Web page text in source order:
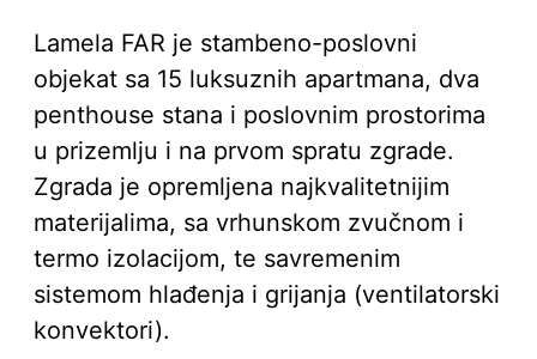
Lamela FAR je stambeno-poslovni
objekat sa 15 luksuznih apartmana, dva
penthouse stana i poslovnim prostorima
u prizemlju i na prvom spratu zgrade.
Zgrada je opremljena najkvalitetnijim
materijalima, sa vrhunskom zvučnom i
termo izolacijom, te savremenim
sistemom hlađenja i grijanja (ventilatorski
konvektori).